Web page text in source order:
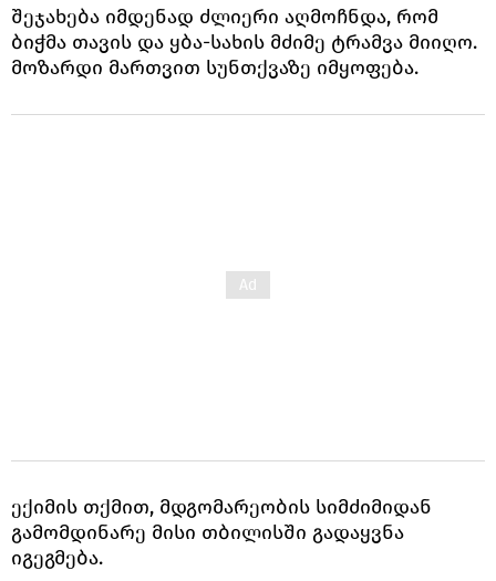
შეჯახება იმდენად ძლიერი აღმოჩნდა, რომ
ბიჭმა თავის და ყბა-სახის მძიმე ტრამვა მიიღო.
მოზარდი მართვით სუნთქვაზე იმყოფება.
ექიმის თქმით, მდგომარეობის სიმძიმიდან
გამომდინარე მისი თბილისში გადაყვნა
იგეგმება.